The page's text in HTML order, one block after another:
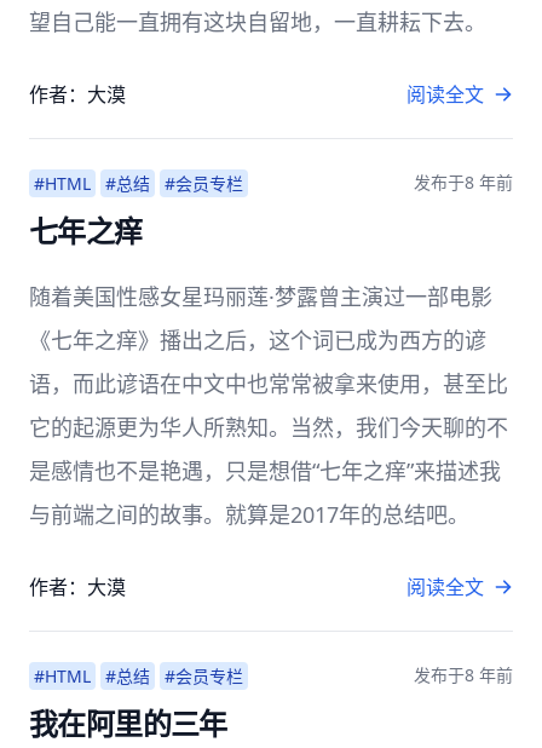
望自己能一直拥有这块自留地，一直耕耘下去。
作者：大漠 阅读全文
#HTML #总结 #会员专栏 发布于8 年前
七年之痒
随着美国性感女星玛丽莲·梦露曾主演过一部电影
《七年之痒》播出之后，这个词已成为西方的谚
语，而此谚语在中文中也常常被拿来使用，甚至比
它的起源更为华人所熟知。当然，我们今天聊的不
是感情也不是艳遇，只是想借“七年之痒”来描述我
与前端之间的故事。就算是2017年的总结吧。
作者：大漠 阅读全文
#HTML #总结 #会员专栏 发布于8 年前
我在阿里的三年